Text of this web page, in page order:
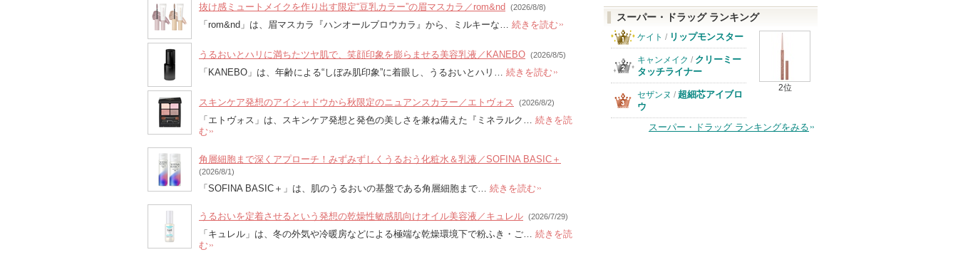
抜け感ミュートメイクを作り出す限定“豆乳カラー”の眉マスカラ／rom&nd (2026/8/8)
「rom&nd」は、眉マスカラ『ハンオールブロウカラ』から、ミルキーな… 続きを読む
うるおいとハリに満ちたツヤ肌で、笑顔印象を膨らませる美容乳液／KANEBO (2026/8/5)
「KANEBO」は、年齢による“しぼみ肌印象”に着眼し、うるおいとハリ… 続きを読む
スキンケア発想のアイシャドウから秋限定のニュアンスカラー／エトヴォス (2026/8/2)
「エトヴォス」は、スキンケア発想と発色の美しさを兼ね備えた『ミネラルク… 続きを読
む
角層細胞まで深くアプローチ！みずみずしくうるおう化粧水＆乳液／SOFINA BASIC＋
(2026/8/1)
「SOFINA BASIC＋」は、肌のうるおいの基盤である角層細胞まで… 続きを読む
うるおいを定着させるという発想の乾燥性敏感肌向けオイル美容液／キュレル (2026/7/29)
「キュレル」は、冬の外気や冷暖房などによる極端な乾燥環境下で粉ふき・ご… 続きを読
む
スーパー・ドラッグ ランキング
2位
ケイト / リップモンスター
キャンメイク / クリーミー
タッチライナー
セザンヌ / 超細芯アイブロ
ウ
スーパー・ドラッグ ランキングをみる